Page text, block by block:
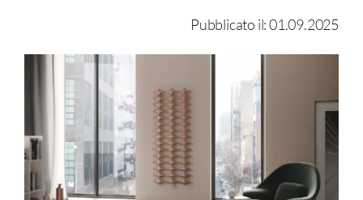
Pubblicato il: 01.09.2025